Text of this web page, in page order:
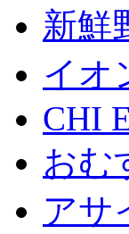
新鮮
イオ
CHI
おむ
アサ